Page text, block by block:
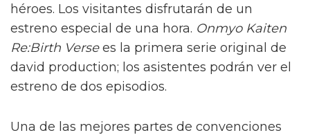
héroes. Los visitantes disfrutarán de un
estreno especial de una hora. Onmyo Kaiten
Re:Birth Versees la primera serie original de
david production; los asistentes podrán ver el
estreno de dos episodios.
Una de las mejores partes de convenciones